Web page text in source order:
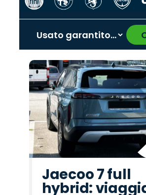
Promo
Alfa
Romeo
Promo
Land
Rover
Promo
Lancia
Promo
Omoda
Promo
Cupra
Promo
Abarth
Promo
Seat
Promo
Jaecoo
Promo
Mazda
Promo
Jeep
Promo
Peugeot
Promo
Hyundai
Promo
Citroën
Promo
Opel
Promo
Fiat
‹
Jaecoo 7 full
hybrid: